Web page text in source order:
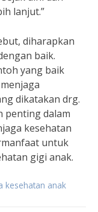
lanjut.”
diharapkan
baik.
yang baik
dikatakan drg.
penting dalam
kesehatan
untuk
gigi anak.
kesehatan anak